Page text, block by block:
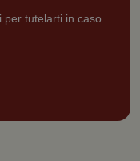
per tutelarti in caso